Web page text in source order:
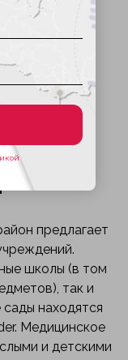
наследие
и
в
предлагает
школы (в том
так и
сады находятся
Медицинское
и детскими